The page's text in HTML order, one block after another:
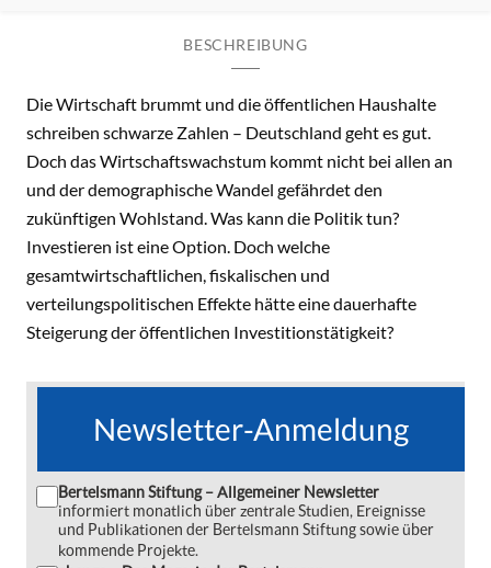
BESCHREIBUNG
Die Wirtschaft brummt und die öffentlichen Haushalte
schreiben schwarze Zahlen – Deutschland geht es gut.
Doch das Wirtschaftswachstum kommt nicht bei allen an
und der demographische Wandel gefährdet den
zukünftigen Wohlstand. Was kann die Politik tun?
Investieren ist eine Option. Doch welche
gesamtwirtschaftlichen, fiskalischen und
verteilungspolitischen Effekte hätte eine dauerhafte
Steigerung der öffentlichen Investitionstätigkeit?
Newsletter-Anmeldung
Bertelsmann Stiftung – Allgemeiner Newsletter
informiert monatlich über zentrale Studien, Ereignisse
und Publikationen der Bertelsmann Stiftung sowie über
kommende Projekte.